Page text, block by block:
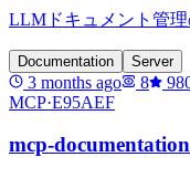
LLMドキュメント管
Documentation Server
3 months ago 8
MCP·E95AEF
mcp-